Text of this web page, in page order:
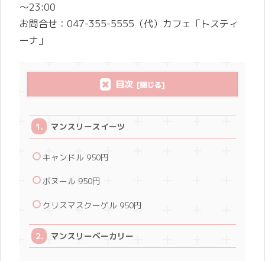
～23:00
お問合せ：047-355-5555（代）カフェ「トスティ
ーナ」
目次
マンスリースイーツ
キャンドル 950円
ボヌール 950円
クリスマスクーゲル 950円
マンスリーベーカリー